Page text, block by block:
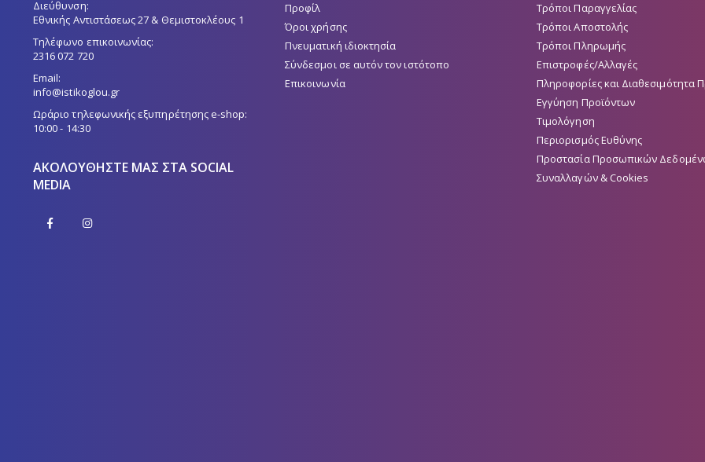
Εθνικής Αντιστάσεως 27 & Θεμιστοκλέους 1
Τηλέφωνο επικοινωνίας:
2316 072 720
info@istikoglou.gr
Ωράριο τηλεφωνικής εξυπηρέτησης e-shop:
10:00 - 14:30
MEDIA
Όροι χρήσης
Πνευματική ιδιοκτησία
Σύνδεσμοι σε αυτόν τον ιστότοπο
Επικοινωνία
Τρόποι Αποστολής
Τρόποι Πληρωμής
Επιστροφές/Αλλαγές
Πληροφορίες και Διαθεσιμότητα
Εγγύηση Προϊόντων
Τιμολόγηση
Περιορισμός Ευθύνης
Προστασία Προσωπικών
Συναλλαγών & Cookies